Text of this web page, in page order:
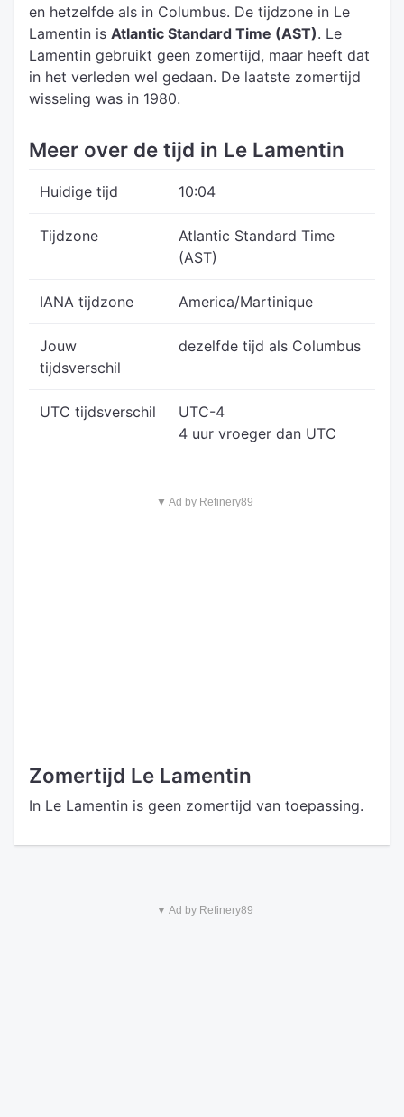
en hetzelfde als in Columbus. De tijdzone in Le
Lamentin is Atlantic Standard Time (AST). Le
Lamentin gebruikt geen zomertijd, maar heeft dat
in het verleden wel gedaan. De laatste zomertijd
wisseling was in 1980.
Meer over de tijd in Le Lamentin
Huidige tijd 10:04
Tijdzone
Atlantic Standard Time
(AST)
IANA tijdzone America/Martinique
Jouw
tijdsverschil
dezelfde tijd als Columbus
UTC tijdsverschil
UTC-4
4 uur vroeger dan UTC
▼ Ad by Refinery89
Zomertijd Le Lamentin
In Le Lamentin is geen zomertijd van toepassing.
▼ Ad by Refinery89